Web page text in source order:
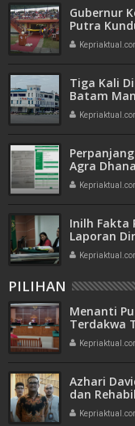
Gubernur
Putra
Tiga Kali
Batam
Agra
Inilh Fakta
Laporan
PILIHAN
Menanti
Terdakwa
Seumur
Azhari
dan